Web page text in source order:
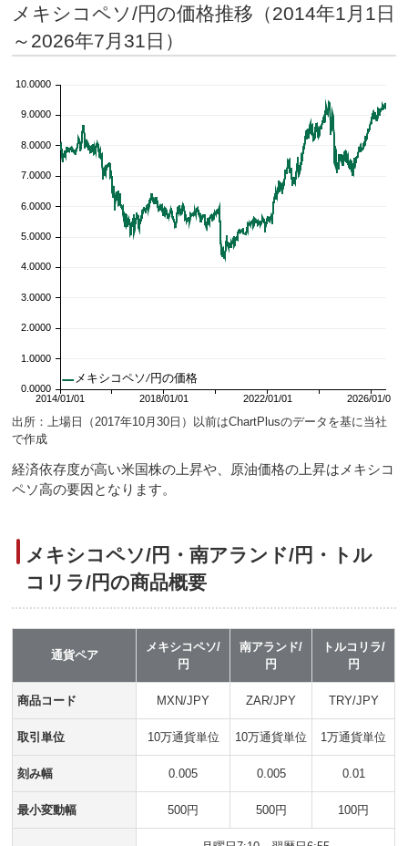
メキシコペソ/円の価格推移（2014年1月1日
～2026年7月31日）
出所：上場日（2017年10月30日）以前はChartPlusのデータを基に当社
で作成
経済依存度が高い米国株の上昇や、原油価格の上昇はメキシコ
ペソ高の要因となります。
メキシコペソ/円・南アランド/円・トル
コリラ/円の商品概要
通貨ペア
メキシコペソ/
円
南アランド/
円
トルコリラ/
円
商品コード MXN/JPY ZAR/JPY TRY/JPY
取引単位 10万通貨単位 10万通貨単位 1万通貨単位
刻み幅 0.005 0.005 0.01
最小変動幅 500円 500円 100円